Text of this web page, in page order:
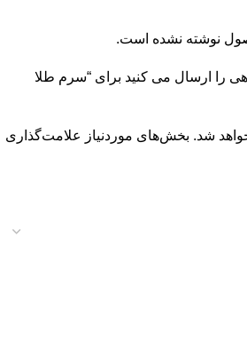
نوشته نشده است.
را ارسال می کنید برای “سرم طلا
شد. بخش‌های موردنیاز علامت‌گذاری